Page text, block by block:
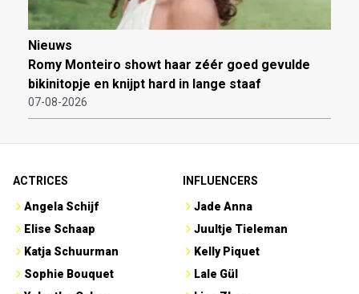
Nieuws
Romy Monteiro showt haar zéér goed gevulde
bikinitopje en knijpt hard in lange staaf
07-08-2026
ACTRICES
Angela Schijf
Elise Schaap
Katja Schuurman
Sophie Bouquet
INFLUENCERS
Jade Anna
Juultje Tieleman
Kelly Piquet
Lale Gül